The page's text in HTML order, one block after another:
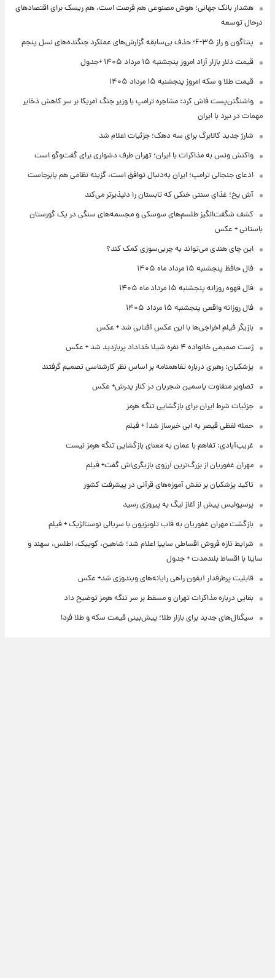
هشدار بانک جهانی؛ هوش مصنوعی هم فرصت است، هم ریسک برای اقتصادهای
درحال توسعه
پنتاگون و راز F-۳۵؛ حذف بی‌سابقه گزارش‌های عملکرد جنگنده‌های نسل پنجم
قیمت دلار بازار آزاد امروز پنجشنبه ۱۵ مرداد ۱۴۰۵ +جدول
قیمت طلا و سکه امروز پنجشنبه ۱۵ مرداد ۱۴۰۵
واشنگتن‌پست فاش کرد: مشاجره ترامپ با وزیر جنگ آمریکا بر سر کاهش ذخایر
مهمات در نبرد با ایران
شارژ جدید کالابرگ برای سه دهک؛ جزئیات اعلام شد
واکنش ونس به مذاکرات با ایران؛ تهران طرف دشواری برای گفت‌وگو است
ادعای جنجالی ترامپ؛ ایران به‌دنبال توافق است، گزینه نظامی هم پابرجاست
آش یخ؛ غذای سنتی خنکی که تابستان را دلپذیرتر می‌کند
کشف شگفت‌انگیز طلسم‌های سوسکی و مجسمه‌های سنگی در یک گورستان
باستانی + عکس
این چای هندی می‌تواند به چربی‌سوزی کمک کند؟
فال حافظ پنجشنبه ۱۵ مرداد ماه ۱۴۰۵
فال قهوه روزانه پنجشنبه ۱۵ مرداد ماه ۱۴۰۵
فال روزانه واقعی پنجشنبه ۱۵ مرداد ۱۴۰۵
بازیگر فیلم اخراجی‌ها با این عکس آفتابی شد + عکس
ژست صمیمی خانواده ۴ نفره شیلا خداداد پربازدید شد + عکس
پزشکیان: رهبری درباره تفاهمنامه بر اساس نظر کارشناسی تصمیم گرفتند
تصاویر متفاوت یاسمین شجریان در کنار پدرش+ عکس
جزئیات شرط ایران برای بازگشایی تنگه هرمز
حمله لفظی قیصر به ابی خبرساز شد! + فیلم
غریب‌آبادی: تفاهم با عمان به معنای بازگشایی تنگه هرمز نیست
مهران غفوریان از بزرگ‌ترین آرزوی بازیگری‌اش گفت+ فیلم
تاکید پزشکیان بر نقش آموزه‌های قرآنی در پیشرفت کشور
پرسپولیس پیش از آغاز لیگ به پیروزی رسید
بازگشت مهران غفوریان به قاب تلویزیون با سریالی نوستالژیک + فیلم
شرایط تازه فروش اقساطی سایپا اعلام شد؛ شاهین، کوییک، اطلس، سهند و
ساینا با اقساط بلندمدت + جدول
قابلیت پرطرفدار آیفون راهی رایانه‌های ویندوزی شد+ عکس
بقایی درباره مذاکرات تهران و مسقط بر سر تنگه هرمز توضیح داد
سیگنال‌های جدید برای بازار طلا؛ پیش‌بینی قیمت سکه و طلا فردا